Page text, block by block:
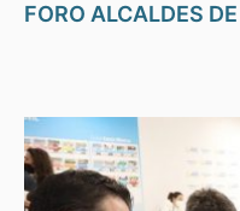
FORO ALCALDES